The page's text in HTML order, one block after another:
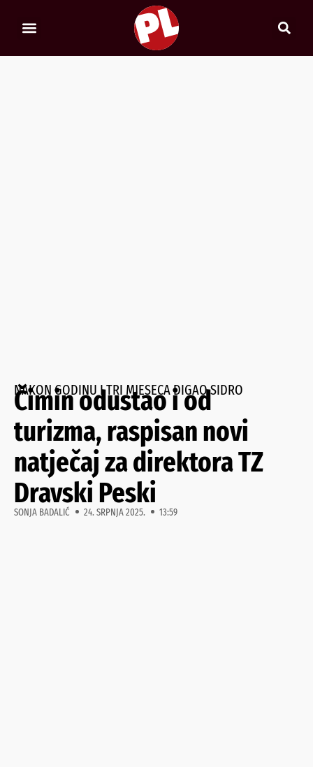
NAKON GODINU I TRI MJESECA DIGAO SIDRO
Čimin odustao i od
turizma, raspisan novi
natječaj za direktora TZ
Dravski Peski
SONJA BADALIĆ 24. SRPNJA 2025. 13:59